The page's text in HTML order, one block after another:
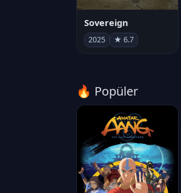
Sovereign
2025 ★ 6.7
🔥 Popüler